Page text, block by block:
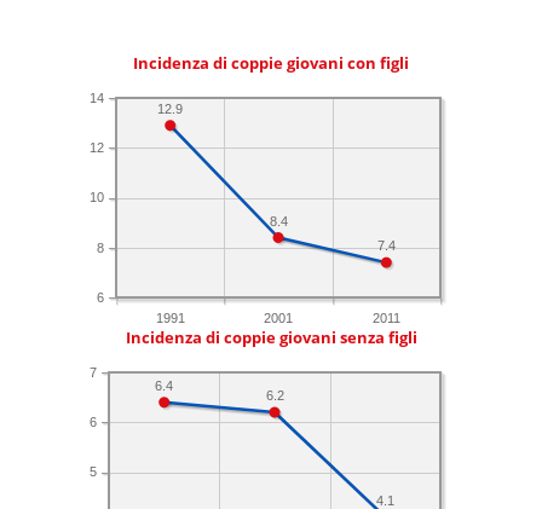
Incidenza di coppie giovani con figli
1991 2001 2011
6
8
10
12
14
7.4
8.4
12.9
Incidenza di coppie giovani senza figli
5
6
7
4.1
6.2
6.4